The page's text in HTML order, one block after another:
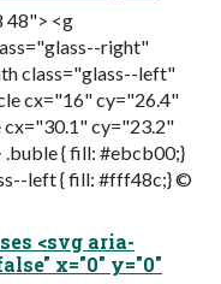
48"> <g
right"
class="glass--left"
cx="16" cy="26.4"
cy="23.2"
.buble { fill: #ebcb00;}
left { fill: #fff48c;} ©
<svg aria-
x="0" y="0"